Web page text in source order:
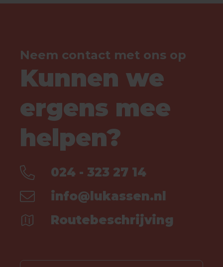
Neem contact met ons op
Kunnen we
ergens mee
helpen?
024 - 323 27 14
info@lukassen.nl
Routebeschrijving